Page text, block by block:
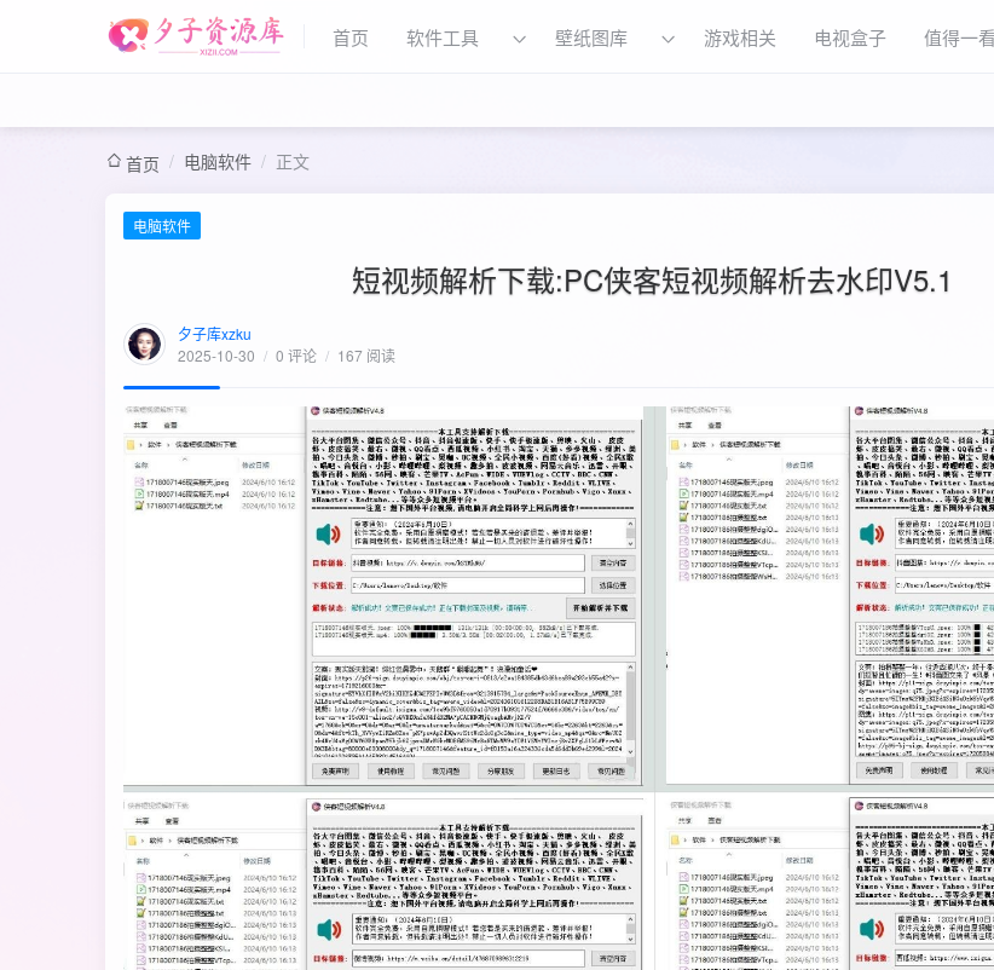
首页 软件工具 壁纸图库 游戏相关 电视盒子 值得一看
首页 / 电脑软件 / 正文
电脑软件
短视频解析下载:PC侠客短视频解析去水印V5.1
夕子库xzku
2025-10-30 / 0 评论 / 167 阅读